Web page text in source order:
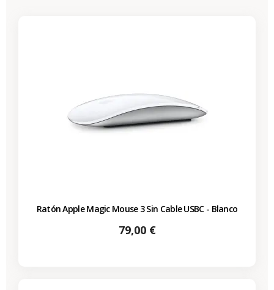
Ratón Apple Magic Mouse 3 Sin Cable USBC - Blanco
Precio
79,00 €